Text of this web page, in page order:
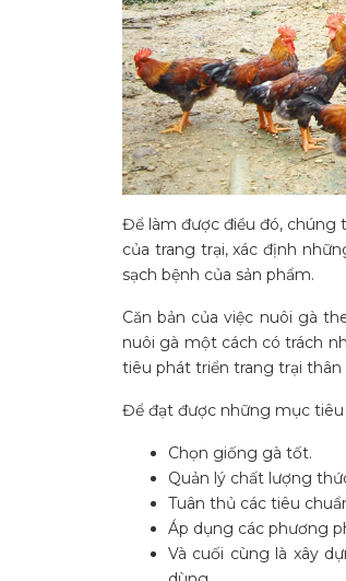
Để làm được điều đó, chúng
của trang trại, xác định
sạch bệnh của sản phẩm.
Căn bản của việc nuôi gà
nuôi gà một cách có trách
tiêu phát triển trang trại
Để đạt được những mục tiêu
Chọn giống gà tốt.
Quản lý chất lượng
Tuân thủ các tiêu
Áp dụng các phương
Và cuối cùng là xây